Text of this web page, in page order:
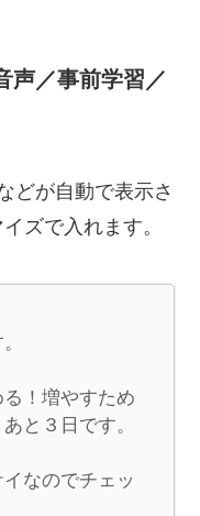
声／事前学習／
どが自動で表示さ
ズで入れます。
る！増やすため
と３日です。
なのでチェッ